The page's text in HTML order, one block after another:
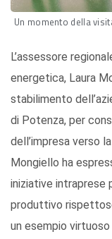
Un momento della
L’assessore
energetica, Laura
stabilimento
di Potenza, per
dell’impresa verso
Mongiello ha
iniziative intraprese
produttivo
un esempio virtuoso